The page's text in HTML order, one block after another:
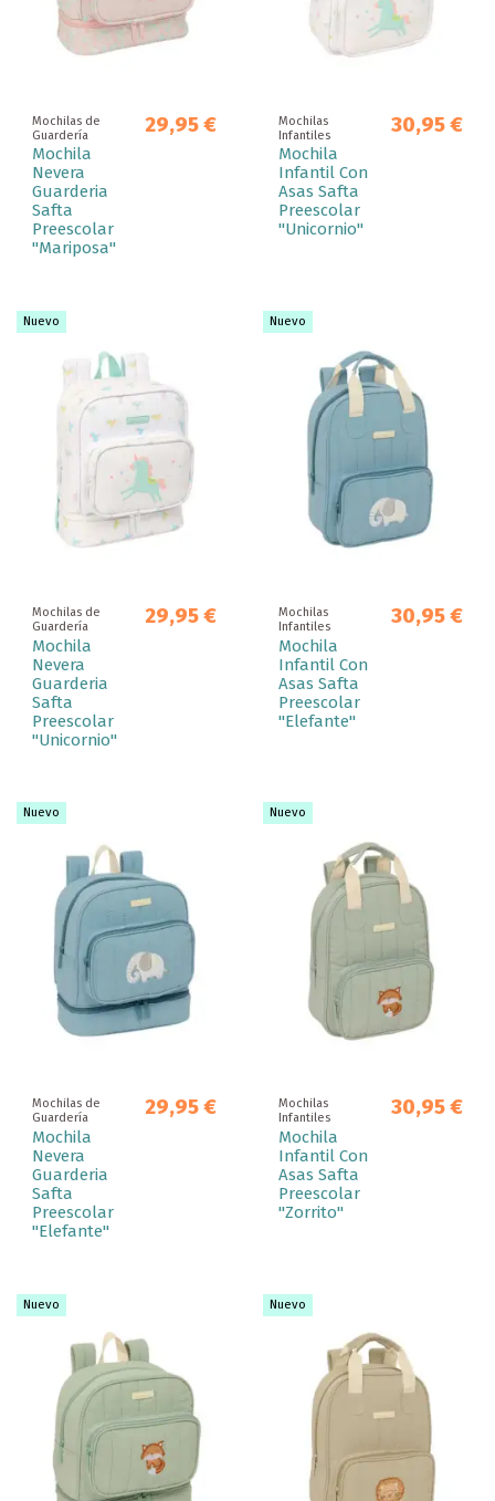
Mochilas de
Guardería
Mochila
Nevera
Guarderia
Safta
Preescolar
"Mariposa"
29,95 €
Mochilas
Infantiles
Mochila
Infantil Con
Asas Safta
Preescolar
"Unicornio"
30,95 €
Nuevo
Mochilas de
Guardería
Mochila
Nevera
Guarderia
Safta
Preescolar
"Unicornio"
29,95 €
Nuevo
Mochilas
Infantiles
Mochila
Infantil Con
Asas Safta
Preescolar
"Elefante"
30,95 €
Nuevo
Mochilas de
Guardería
Mochila
Nevera
Guarderia
Safta
Preescolar
"Elefante"
29,95 €
Nuevo
Mochilas
Infantiles
Mochila
Infantil Con
Asas Safta
Preescolar
"Zorrito"
30,95 €
Nuevo Nuevo